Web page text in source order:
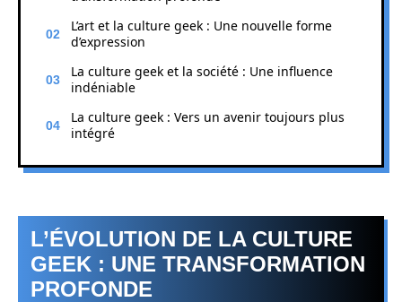
L’art et la culture geek : Une nouvelle forme
d’expression
La culture geek et la société : Une influence
indéniable
La culture geek : Vers un avenir toujours plus
intégré
L’ÉVOLUTION DE LA CULTURE
GEEK : UNE TRANSFORMATION
PROFONDE